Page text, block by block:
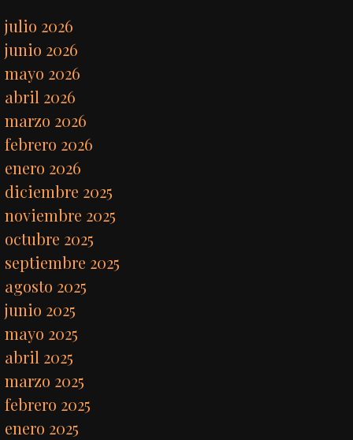
julio 2026
junio 2026
mayo 2026
abril 2026
marzo 2026
febrero 2026
enero 2026
diciembre 2025
noviembre 2025
octubre 2025
septiembre 2025
agosto 2025
junio 2025
mayo 2025
abril 2025
marzo 2025
febrero 2025
enero 2025